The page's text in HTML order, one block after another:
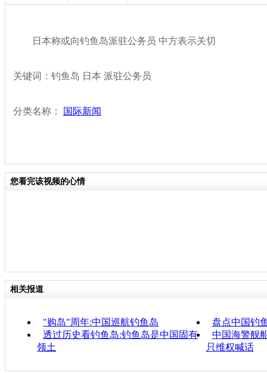
日本称或向钓鱼岛派驻公务员 中方表示关切
关键词：钓鱼岛 日本 派驻公务员
分类名称： 国际新闻
您看完该视频的心情
相关报道
"购岛"周年:中国巡航钓鱼岛
盘点中国钓
透过历史看钓鱼岛:钓鱼岛是中国固有
领土
中国海警舰
只维权喊话